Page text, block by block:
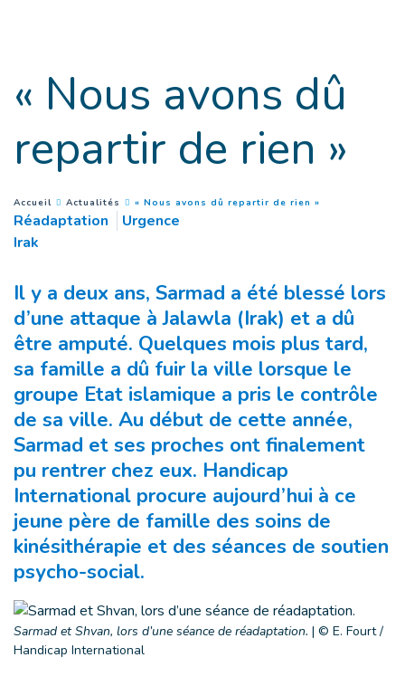
« Nous avons dû
repartir de rien »
You are here :
Accueil Actualités « Nous avons dû repartir de rien »
Réadaptation
Urgence
Irak
Il y a deux ans, Sarmad a été blessé lors
d’une attaque à Jalawla (Irak) et a dû
être amputé. Quelques mois plus tard,
sa famille a dû fuir la ville lorsque le
groupe Etat islamique a pris le contrôle
de sa ville. Au début de cette année,
Sarmad et ses proches ont finalement
pu rentrer chez eux. Handicap
International procure aujourd’hui à ce
jeune père de famille des soins de
kinésithérapie et des séances de soutien
psycho-social.
Sarmad et Shvan, lors d’une séance de réadaptation. | © E. Fourt /
Handicap International